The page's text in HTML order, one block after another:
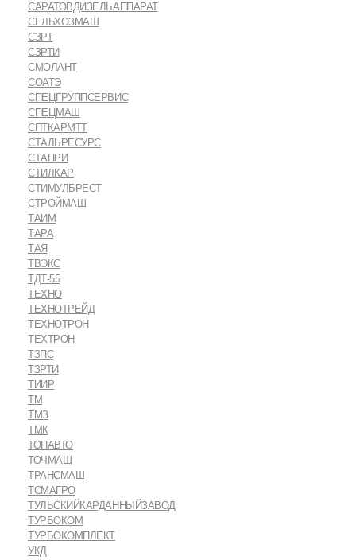
САРАТОВДИЗЕЛЬАППАРАТ
СЕЛЬХОЗМАШ
СЗРТ
СЗРТИ
СМОЛАНТ
СОАТЭ
СПЕЦГРУППСЕРВИС
СПЕЦМАШ
СПТКАРМТТ
СТАЛЬРЕСУРС
СТАПРИ
СТИЛКАР
СТИМУЛБРЕСТ
СТРОЙМАШ
ТАИМ
ТАРА
ТАЯ
ТВЭКС
ТДТ-55
ТЕХНО
ТЕХНОТРЕЙД
ТЕХНОТРОН
ТЕХТРОН
ТЗПС
ТЗРТИ
ТИИР
ТМ
ТМЗ
ТМК
ТОПАВТО
ТОЧМАШ
ТРАНСМАШ
ТСМАГРО
ТУЛЬСКИЙКАРДАННЫЙЗАВОД
ТУРБОКОМ
ТУРБОКОМПЛЕКТ
УКД